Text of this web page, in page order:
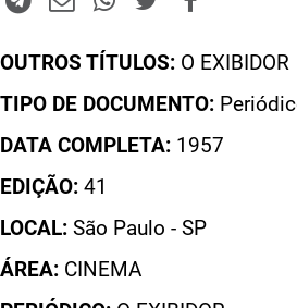
OUTROS TÍTULOS: O EXIBIDOR
TIPO DE DOCUMENTO:
DATA COMPLETA: 1957
EDIÇÃO: 41
LOCAL: São Paulo - SP
ÁREA: CINEMA